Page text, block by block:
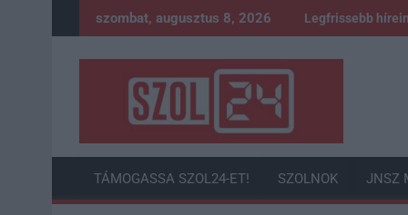
to
szombat, augusztus 8, 2026 Legfrissebb
TÁMOGASSA SZOL24-ET! SZOLNOK JNSZ